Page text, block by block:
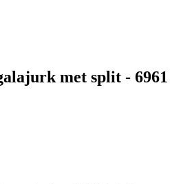
met split - 6961